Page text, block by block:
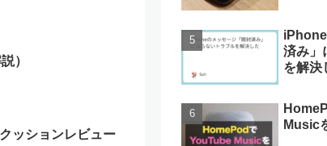
）
ッションレビュー
済み」
を解決
Music